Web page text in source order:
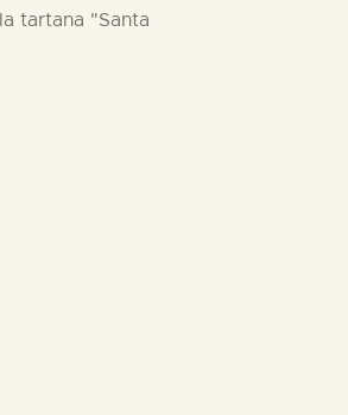
tartana "Santa